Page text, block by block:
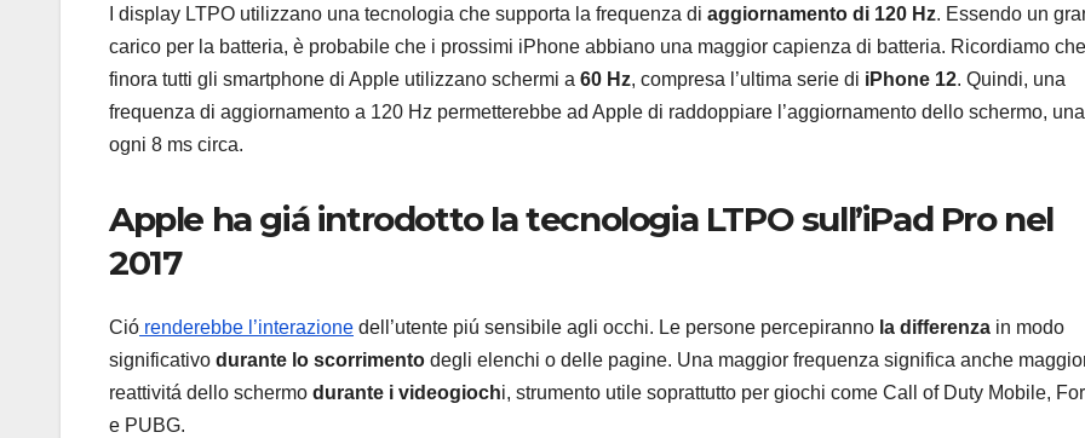
I display LTPO utilizzano una tecnologia che supporta la frequenza di aggiornamento di 120 Hz. Essendo un
carico per la batteria, è probabile che i prossimi iPhone abbiano una maggior capienza di batteria. Ricordiamo che
finora tutti gli smartphone di Apple utilizzano schermi a 60 Hz, compresa l’ultima serie di iPhone 12. Quindi, una
frequenza di aggiornamento a 120 Hz permetterebbe ad Apple di raddoppiare l’aggiornamento dello schermo,
ogni 8 ms circa.
Apple ha giá introdotto la tecnologia LTPO sull’iPad Pro nel
2017
Ció renderebbe l’interazione dell’utente piú sensibile agli occhi. Le persone percepiranno la differenza in modo
significativo durante lo scorrimento degli elenchi o delle pagine. Una maggior frequenza significa anche
reattivitá dello schermo durante i videogiochi, strumento utile soprattutto per giochi come Call of Duty Mobile,
e PUBG.
Redmi
Italia: